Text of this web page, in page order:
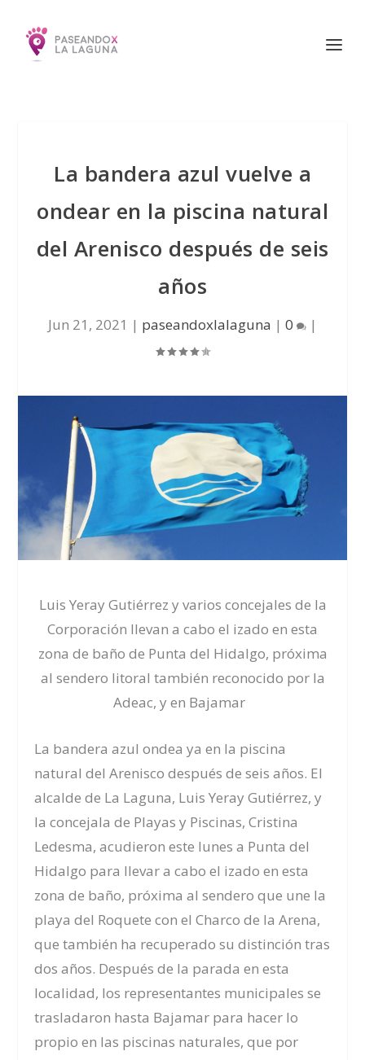
La bandera azul vuelve a
ondear en la piscina natural
del Arenisco después de seis
años
Jun 21, 2021 | paseandoxlalaguna | 0 |
Luis Yeray Gutiérrez y varios concejales de la
Corporación llevan a cabo el izado en esta
zona de baño de Punta del Hidalgo, próxima
al sendero litoral también reconocido por la
Adeac, y en Bajamar
La bandera azul ondea ya en la piscina
natural del Arenisco después de seis años. El
alcalde de La Laguna, Luis Yeray Gutiérrez, y
la concejala de Playas y Piscinas, Cristina
Ledesma, acudieron este lunes a Punta del
Hidalgo para llevar a cabo el izado en esta
zona de baño, próxima al sendero que une la
playa del Roquete con el Charco de la Arena,
que también ha recuperado su distinción tras
dos años. Después de la parada en esta
localidad, los representantes municipales se
trasladaron hasta Bajamar para hacer lo
propio en las piscinas naturales, que por